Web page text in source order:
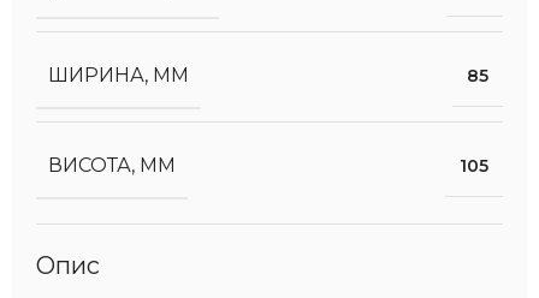
ШИРИНА, ММ 85
ВИСОТА, ММ 105
Опис